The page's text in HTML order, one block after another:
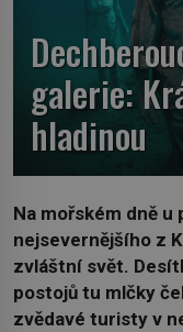
galerie:
hladinou
Na mořském dně
nejsevernějšího z
zvláštní svět.
postojů tu mlčky
zvědavé turisty v